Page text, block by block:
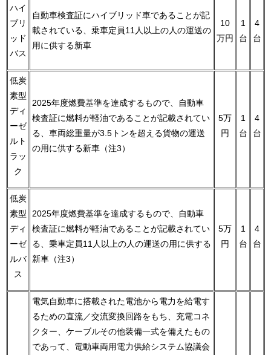
ハイ
ブリ
ッド
バス
自動車検査証にハイブリッド車であることが記
載されている、乗車定員11人以上の人の運送の
用に供する新車
10
万円
1
台
4
台
低炭
素型
ディ
ーゼ
ルト
ラッ
ク
2025年度燃費基準を達成するもので、自動車
検査証に燃料が軽油であることが記載されてい
る、車両総重量が3.5トンを超える貨物の運送
の用に供する新車（注3）
5万
円
1
台
4
台
低炭
素型
ディ
ーゼ
ルバ
ス
2025年度燃費基準を達成するもので、自動車
検査証に燃料が軽油であることが記載されてい
る、乗車定員11人以上の人の運送の用に供する
新車（注3）
5万
円
1
台
4
台
電気自動車に搭載された電池から電力を給電す
るための直流／交流変換回路をもち、充電コネ
クター、ケーブルその他装備一式を備えたもの
であって、電動車両用電力供給システム協議会